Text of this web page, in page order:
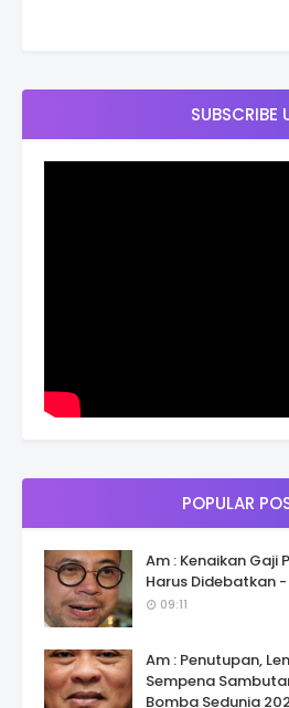
SUBSCRIBE
POPULAR
Am : Kenaikan Gaji
Harus Didebatkan -
09:11
Am : Penutupan,
Sempena
Bomba Sedunia